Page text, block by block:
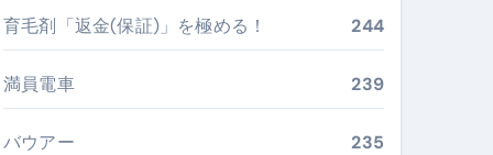
#美容 #健康 #雑学 #ナレーター #小林将大
レ #美容 #健康 #雑学 #ナレーター #小林将大
育毛剤「返金(保証)」を極める！ 244
満員電車 239
バウアー 235